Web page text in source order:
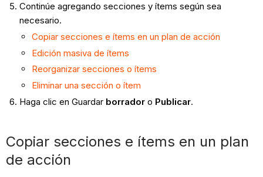
Continúe agregando secciones y ítems según sea
necesario.
Copiar secciones e ítems en un plan de acción
Edición masiva de ítems
Reorganizar secciones o ítems
Eliminar una sección o ítem
Haga clic en Guardar borradoro Publicar.
Copiar secciones e ítems en un plan
de acción